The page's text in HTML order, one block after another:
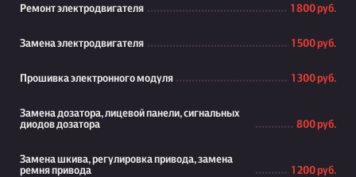
Ремонт электродвигателя 1 800 руб.
Замена электродвигателя 1 500 руб.
Прошивка электронного модуля 1 300 руб.
Замена дозатора, лицевой панели, сигнальных
диодов дозатора
800 руб.
Замена шкива, регулировка привода, замена
ремня привода
1 200 руб.